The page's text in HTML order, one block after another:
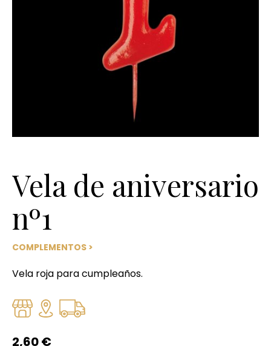
Vela de aniversario
nº1
COMPLEMENTOS >
Vela roja para cumpleaños.
2,60€